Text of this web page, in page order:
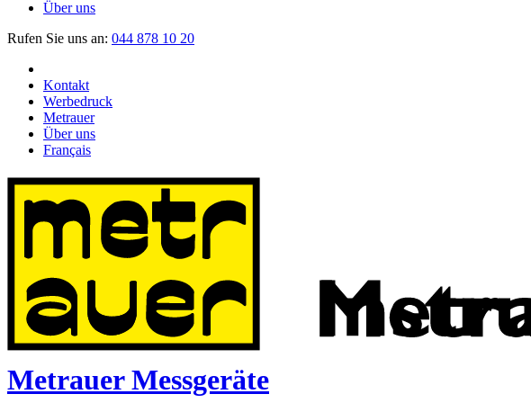
Über uns
Rufen Sie uns an: 044 878 10 20
Kontakt
Werbedruck
Metrauer
Über uns
Français
Metrauer Messgeräte